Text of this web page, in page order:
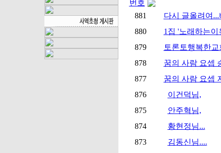
번호
881
다시 글올려여
880
1집 '노래하는
879
토론토행복한
878
꿈의 사람 요셉
877
꿈의 사람 요셉
876
이건덕님,
875
안주혁님,
874
황현정님...
873
김동신님....